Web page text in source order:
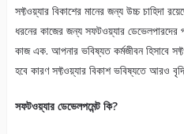
সফ্টওয়্যার বিকাশের মানের জন্য উচ্চ চাহিদা
ধরনের কাজের জন্য সফটওয়্যার ডেভেলপারদের
কাজ এক. আপনার ভবিষ্যত কর্মজীবন হিসাবে
হবে কারণ সফ্টওয়্যার বিকাশ ভবিষ্যতে আরও
সফটওয়্যার ডেভেলপমেন্ট কি?